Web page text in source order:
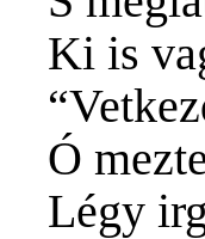
Ki is
Ó
Légy